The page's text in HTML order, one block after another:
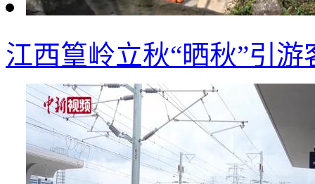
江西篁岭立秋“晒秋”引游